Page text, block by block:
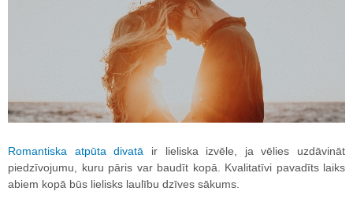
Romantiska atpūta divatā ir lieliska izvēle, ja vēlies uzdāvināt
piedzīvojumu, kuru pāris var baudīt kopā. Kvalitatīvi pavadīts laiks
abiem kopā būs lielisks laulību dzīves sākums.